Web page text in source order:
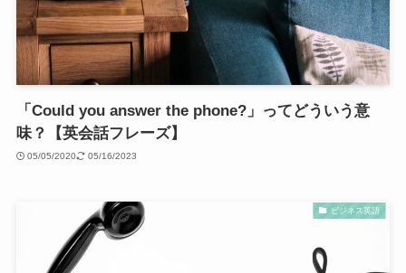
「Could you answer the phone?」ってどういう意
味？【英会話フレーズ】
05/05/2020 05/16/2023
ビジネス英語